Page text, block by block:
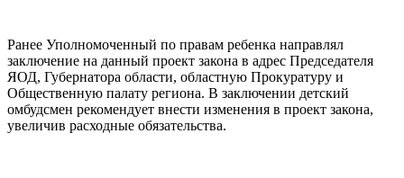
Ранее Уполномоченный по правам ребенка направлял
заключение на данный проект закона в адрес Председателя
ЯОД, Губернатора области, областную Прокуратуру и
Общественную палату региона. В заключении детский
омбудсмен рекомендует внести изменения в проект закона,
увеличив расходные обязательства.